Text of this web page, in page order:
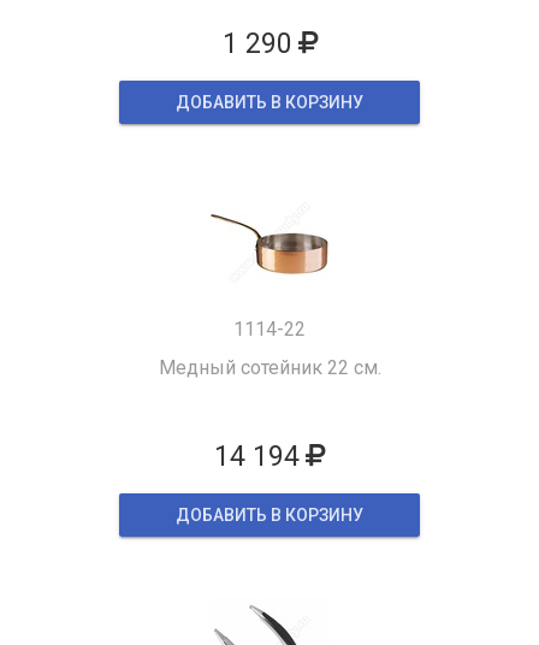
1 290
ДОБАВИТЬ В КОРЗИНУ
1114-22
Медный сотейник 22 см.
14 194
ДОБАВИТЬ В КОРЗИНУ